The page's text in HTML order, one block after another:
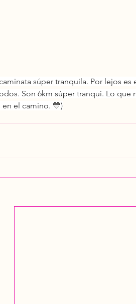
súper tranquila. Por lejos es
Son 6km súper tranqui. Lo que
el camino. 💛)